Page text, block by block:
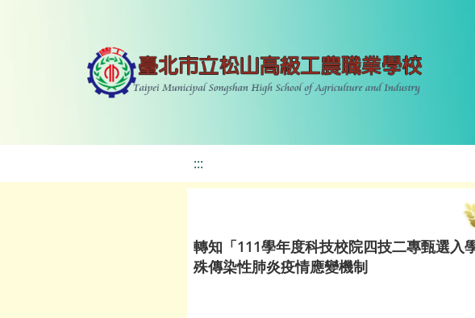
:::
轉知「111學年度科技校院四技二專甄選入
殊傳染性肺炎疫情應變機制